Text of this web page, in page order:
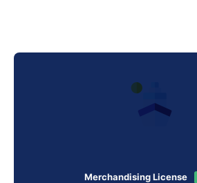
Merchandising License